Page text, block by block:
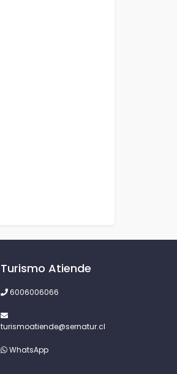
Turismo Atiende
6006006066
turismoatiende@sernatur.cl
WhatsApp